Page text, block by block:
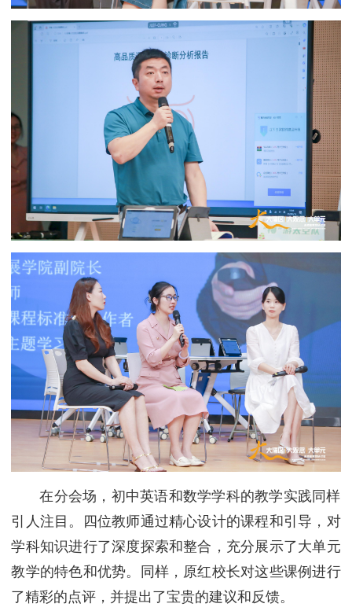
在分会场，初中英语和数学学科的教学实践同样
引人注目。四位教师通过精心设计的课程和引导，对
学科知识进行了深度探索和整合，充分展示了大单元
教学的特色和优势。同样，原红校长对这些课例进行
了精彩的点评，并提出了宝贵的建议和反馈。